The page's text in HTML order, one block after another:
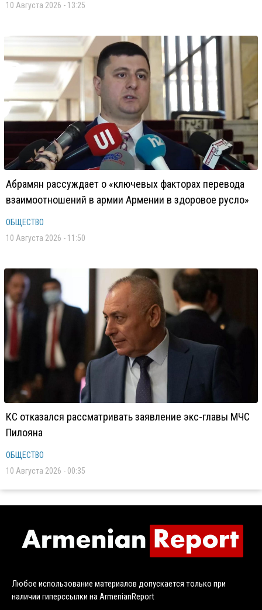
10 Августа 2026 - 13:25
Абрамян рассуждает о «ключевых факторах перевода
взаимоотношений в армии Армении в здоровое русло»
ОБЩЕСТВО
10 Августа 2026 - 11:50
КС отказался рассматривать заявление экс-главы МЧС
Пилояна
ОБЩЕСТВО
10 Августа 2026 - 00:35
Любое использование материалов допускается только при
наличии гиперссылки на ArmenianReport